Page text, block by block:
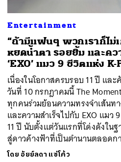
Entertainment
“ถ้ามีแฟนๆ พวกเราก็ไม่
หยดน้ำตา รอยยิ้ม และคว
‘EXO’ แมว 9 ชีวิตแห่ง K-
เนื่องในโอกาสครบรอบ 11 ปี แล
วันที่ 10 กรกฎาคมนี้ The
ทุกคนร่วมย้อนความทรงจำเส้นท
และความสำเร็จไปกับ EXO แม
11 ปี นับตั้งแต่วันแรกที่โด่งดังใน
สู่ดาวค้างฟ้าที่เป็นตำนานตลอดก
โดย อัยย์ลดา แซ่โค้ว